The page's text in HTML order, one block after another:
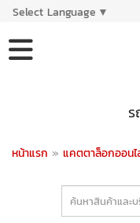
Select Language ▼
ร
หน้าแรก » แคตตาล็อกออนไ